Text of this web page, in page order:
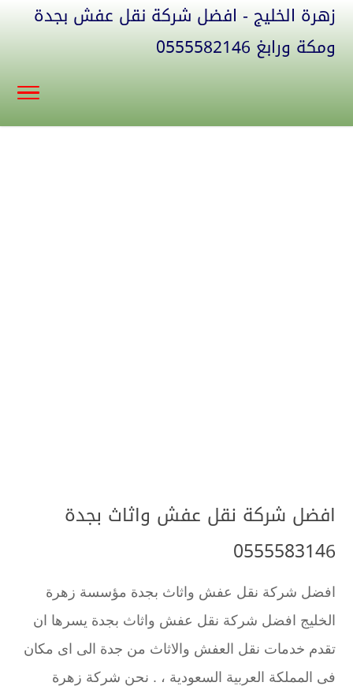
زهرة الخليج - افضل شركة نقل عفش بجدة
ومكة ورابغ 0555582146
افضل شركة نقل عفش واثاث بجدة
0555583146
افضل شركة نقل عفش واثاث بجدة مؤسسة زهرة
الخليج افضل شركة نقل عفش واثاث بجدة يسرها ان
تقدم خدمات نقل العفش والاثاث من جدة الى اى مكان
فى المملكة العربية السعودية ، . نحن شركة زهرة